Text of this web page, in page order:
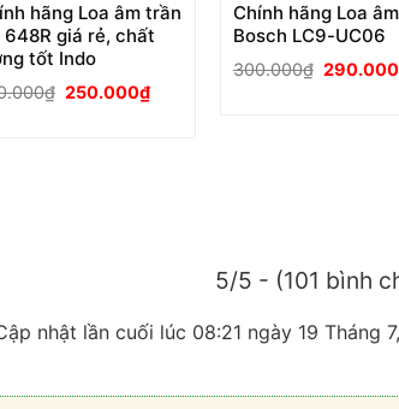
hãng Loa âm trần
648R giá rẻ, chất
tốt Indo
₫ Giá
250.000₫Giá
Chính hãng Loa
Bosch LC9-UC06
300.000₫ Giá
290.000
5/5 - (101 bình
nhật lần cuối lúc 08:21 ngày 19 Tháng